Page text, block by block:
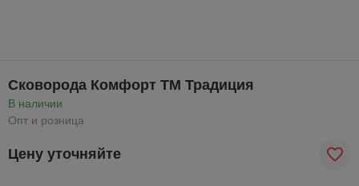
Сковорода Комфорт ТМ Традиция
В наличии
Опт и розница
Цену уточняйте